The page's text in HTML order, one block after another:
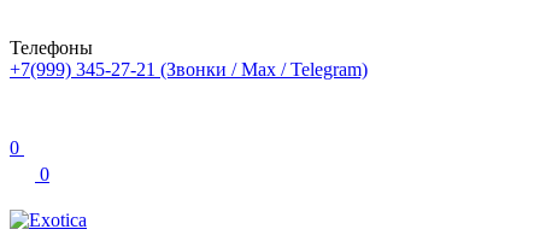
Телефоны
+7(999) 345-27-21 (Звонки / Max / Telegram)
0
0